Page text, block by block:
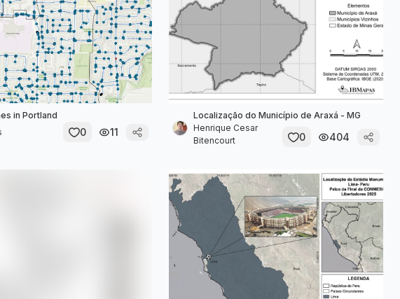
in Portland
0 11
Localização do Município de Araxá - MG
Henrique Cesar
Bitencourt
0 404